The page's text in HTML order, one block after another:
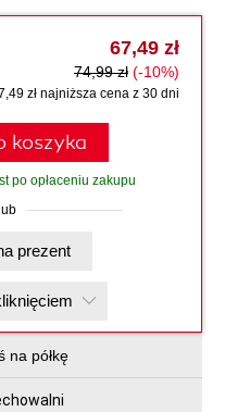
67,49 zł
74,99 zł (-10%)
zł najniższa cena z 30 dni
koszyka
po opłaceniu zakupu
lub
Kup na prezent
na półkę